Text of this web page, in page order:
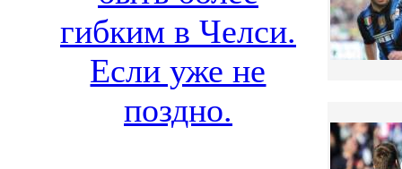
гибким в Челси.
Если уже не
поздно.